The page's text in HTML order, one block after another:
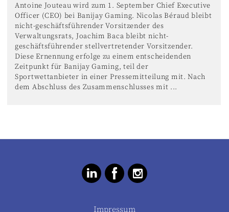
Antoine Jouteau wird zum 1. September Chief Executive
Officer (CEO) bei Banijay Gaming. Nicolas Béraud bleibt
nicht-geschäftsführender Vorsitzender des
Verwaltungsrats, Joachim Baca bleibt nicht-
geschäftsführender stellvertretender Vorsitzender.
Diese Ernennung erfolge zu einem entscheidenden
Zeitpunkt für Banijay Gaming, teil der
Sportwettanbieter in einer Pressemitteilung mit. Nach
dem Abschluss des Zusammenschlusses mit ...
Impressum